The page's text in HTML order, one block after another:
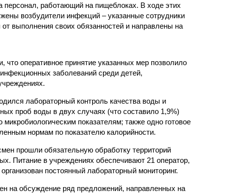
работающий на пищеблоках. В ходе этих
возбудители инфекций – указанные сотрудники
выполнения своих обязанностей и направлены на
что оперативное принятие указанных мер позволило
заболеваний среди детей,
лабораторный контроль качества воды и
проб воды в двух случаях (что составило 1,9%)
показателям; также одно готовое
нормам по показателю калорийности.
прошли обязательную обработку территорий
Питание в учреждениях обеспечивают 21 оператор,
постоянный лабораторный мониторинг.
на обсуждение ряд предложений, направленных на